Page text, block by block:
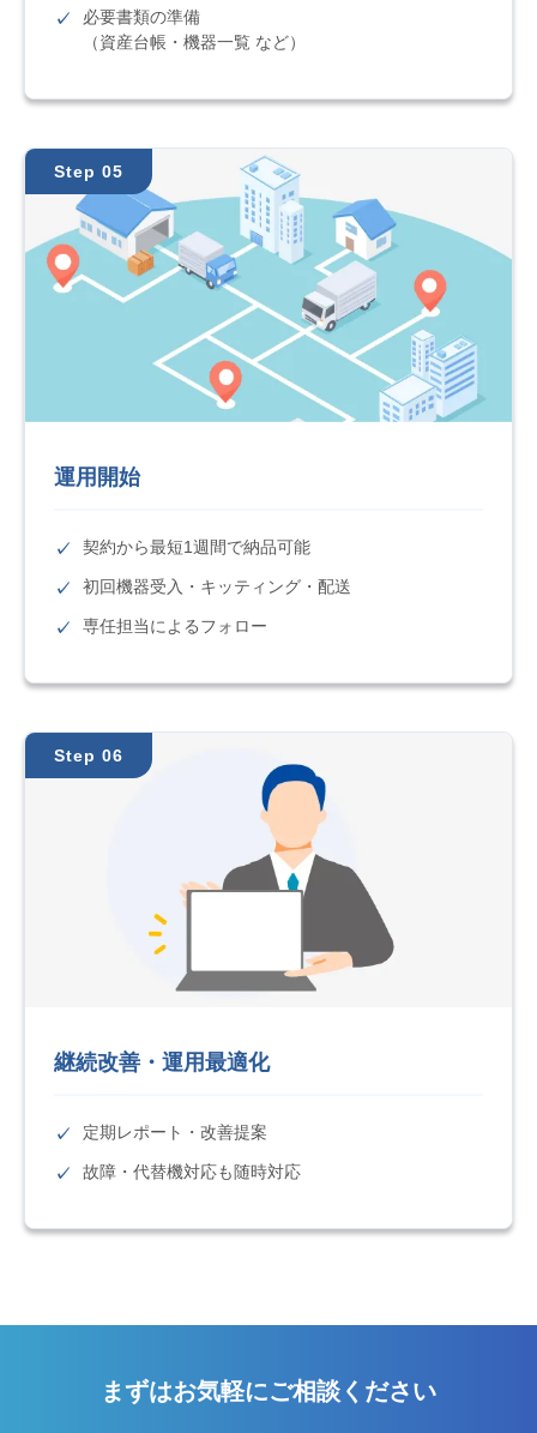
必要書類の準備
（資産台帳・機器一覧 など）
Step 05
運用開始
契約から最短1週間で納品可能
初回機器受入・キッティング・配送
専任担当によるフォロー
Step 06
継続改善・運用最適化
定期レポート・改善提案
故障・代替機対応も随時対応
まずはお気軽にご相談ください